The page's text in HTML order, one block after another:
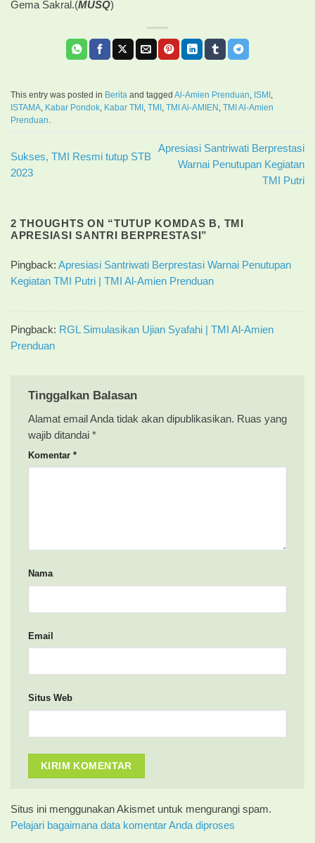
Gema Sakral.(MUSQ)
This entry was posted in Berita and tagged Al-Amien Prenduan ISMI
ISTAMA Kabar Pondok Kabar TMI TMI TMI Al-AMIEN TMI Al-Amien
Prenduan
Sukses, TMI Resmi tutup STB
2023
Apresiasi Santriwati Berprestasi
Warnai Penutupan Kegiatan
TMI Putri
2 THOUGHTS ON “TUTUP KOMDAS B, TMI
APRESIASI SANTRI BERPRESTASI ”
Pingback: Apresiasi Santriwati Berprestasi Warnai Penutupan
Kegiatan TMI Putri | TMI Al-Amien Prenduan
Pingback: RGL Simulasikan Ujian Syafahi | TMI Al-Amien
Prenduan
Tinggalkan Balasan
Alamat email Anda tidak akan dipublikasikan. Ruas yang
wajib ditandai *
Komentar *
Nama
Email
Situs Web
Situs ini menggunakan Akismet untuk mengurangi spam.
Pelajari bagaimana data komentar Anda diproses